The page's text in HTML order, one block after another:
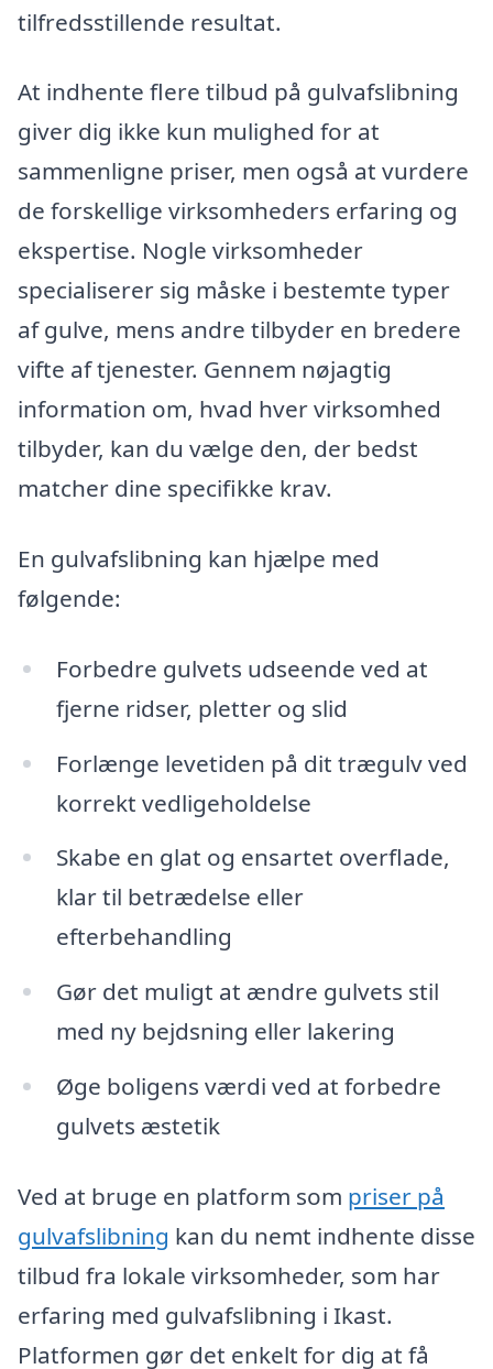
tilfredsstillende resultat.
At indhente flere tilbud på gulvafslibning
giver dig ikke kun mulighed for at
sammenligne priser, men også at vurdere
de forskellige virksomheders erfaring og
ekspertise. Nogle virksomheder
specialiserer sig måske i bestemte typer
af gulve, mens andre tilbyder en bredere
vifte af tjenester. Gennem nøjagtig
information om, hvad hver virksomhed
tilbyder, kan du vælge den, der bedst
matcher dine specifikke krav.
En gulvafslibning kan hjælpe med
følgende:
Forbedre gulvets udseende ved at
fjerne ridser, pletter og slid
Forlænge levetiden på dit trægulv ved
korrekt vedligeholdelse
Skabe en glat og ensartet overflade,
klar til betrædelse eller
efterbehandling
Gør det muligt at ændre gulvets stil
med ny bejdsning eller lakering
Øge boligens værdi ved at forbedre
gulvets æstetik
Ved at bruge en platform som priser på
gulvafslibning kan du nemt indhente disse
tilbud fra lokale virksomheder, som har
erfaring med gulvafslibning i Ikast.
Platformen gør det enkelt for dig at få